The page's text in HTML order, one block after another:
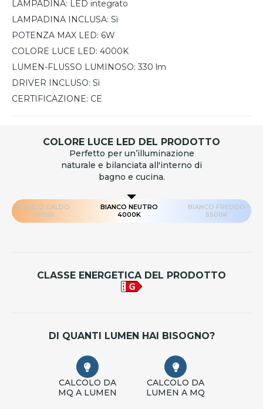
LAMPADINA: LED integrato
LAMPADINA INCLUSA: Sì
POTENZA MAX LED: 6W
COLORE LUCE LED: 4000K
LUMEN-FLUSSO LUMINOSO: 330 lm
DRIVER INCLUSO: Sì
CERTIFICAZIONE: CE
COLORE LUCE LED DEL PRODOTTO
Perfetto per un’illuminazione
naturale e bilanciata all'interno di
bagno e cucina.
BIANCO CALDO
3000K
BIANCO NEUTRO
4000K
BIANCO FREDDO
5500K
CLASSE ENERGETICA DEL PRODOTTO
DI QUANTI LUMEN HAI BISOGNO?
CALCOLO DA
MQ A LUMEN
CALCOLO DA
LUMEN A MQ